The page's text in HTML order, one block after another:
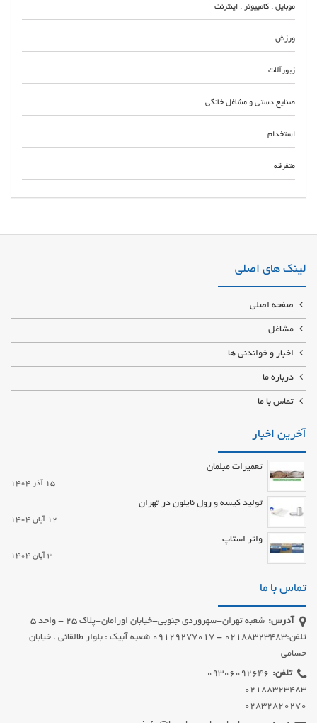
موبایل . کامپیوتر . اینترنت
ورزش
زیورآلات
صنایع دستی و مشاغل خانگی
استخدام
متفرقه
لباس های عروسی،نامزدی، سفره عقد، تاج ،دسته گل و.. لباس عروس قیمت
عروس اصفهان با متنوع ترین وبه روز ترین لباس های ژورنالی
لینک های اصلی
صفحه اصلی
مشاغل
اخبار و خواندنی ها
درباره ما
تماس با ما
آخرین اخبار
تعمیرات مبلمان
15 آذر 1404
تولید کیسه و رول نایلون در تهران
12 آبان 1404
واتر استاپ
3 آبان 1404
تماس با ما
آدرس:
شعبه تهران-سهروردی جنوبی-خیابان اورامان-پلاک 25 - واحد 5
تلفن:02188323483 - 09129277017 شعبه آبیک : بلوار طالقانی . خیابان
حسامی
تلفن:
02832820270